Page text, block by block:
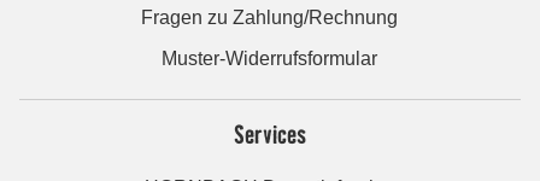
Fragen zu Zahlung/Rechnung
Muster-Widerrufsformular
Services